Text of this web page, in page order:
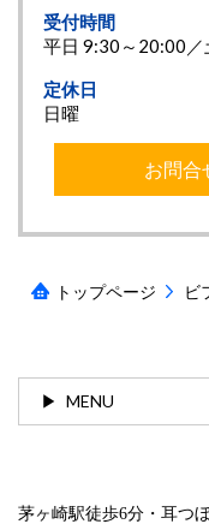
受付時間
平日 9:30～20:00
定休日
日曜
お問合
トップページ
ビ
MENU
茅ヶ崎駅徒歩6分・耳つ